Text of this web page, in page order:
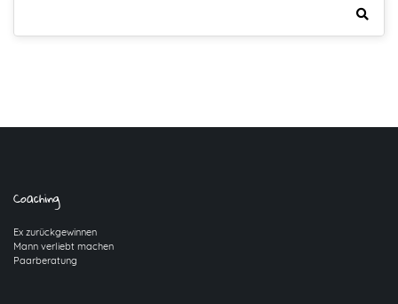
Coaching
Ex zurückgewinnen
Mann verliebt machen
Paarberatung